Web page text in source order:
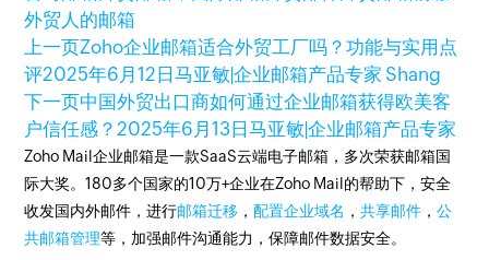
外贸人的邮箱
上一页Zoho企业邮箱适合外贸工厂吗？功能与实用点
评2025年6月12日马亚敏|企业邮箱产品专家 Shang
下一页中国外贸出口商如何通过企业邮箱获得欧美客
户信任感？2025年6月13日马亚敏|企业邮箱产品专家
Zoho Mail企业邮箱是一款SaaS云端电子邮箱，多次荣获邮箱国
际大奖。180多个国家的10万+企业在Zoho Mail的帮助下，安全
收发国内外邮件，进行邮箱迁移 ，配置企业域名 ，共享邮件 ，公
共邮箱管理等，加强邮件沟通能力，保障邮件数据安全。